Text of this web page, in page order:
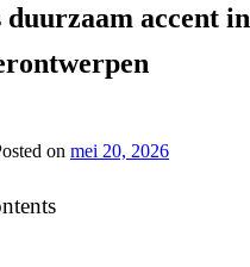
accent in
on mei 20, 2026